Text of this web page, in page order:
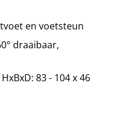
en voetsteun
draaibaar,
83 - 104 x 46